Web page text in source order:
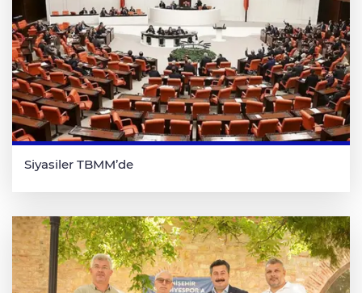
Siyasiler TBMM’de